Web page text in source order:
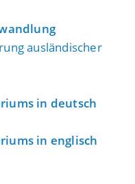
ausländischer
in deutsch
in englisch